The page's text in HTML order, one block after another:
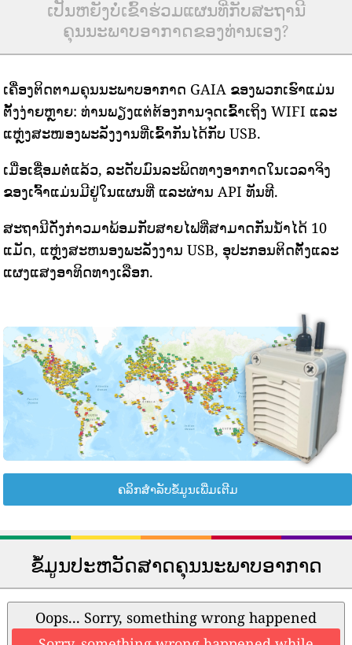
ເປັນຫຍັງບໍ່ເຂົ້າຮ່ວມແຜນທີ່ກັບສະຖານີ
ຄຸນນະພາບອາກາດຂອງທ່ານເອງ?
ເຄື່ອງຕິດຕາມຄຸນນະພາບອາກາດ GAIA ຂອງພວກເຮົາແມ່ນ
ຕັ້ງງ່າຍຫຼາຍ: ທ່ານພຽງແຕ່ຕ້ອງການຈຸດເຂົ້າເຖິງ WIFI ແລະ
ແຫຼ່ງສະໜອງພະລັງງານທີ່ເຂົ້າກັນໄດ້ກັບ USB.
ເມື່ອເຊື່ອມຕໍ່ແລ້ວ, ລະດັບມົນລະພິດທາງອາກາດໃນເວລາຈິງ
ຂອງເຈົ້າແມ່ນມີຢູ່ໃນແຜນທີ່ ແລະຜ່ານ API ທັນທີ.
ສະຖານີດັ່ງກ່າວມາພ້ອມກັບສາຍໄຟທີ່ສາມາດກັນນ້ໍາໄດ້ 10
ແມັດ, ແຫຼ່ງສະຫນອງພະລັງງານ USB, ອຸປະກອນຕິດຕັ້ງແລະ
ແຜງແສງອາທິດທາງເລືອກ.
ຄລິກສຳລັບຂໍ້ມູນເພີ່ມເຕີມ
ຂໍ້ມູນປະຫວັດສາດຄຸນນະພາບອາກາດ
Oops... Sorry, something wrong happened